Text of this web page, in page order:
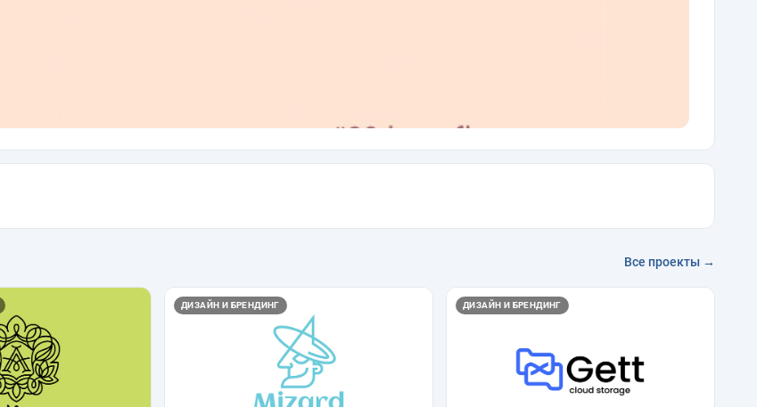
Все проекты →
ДИЗАЙН И БРЕНДИНГ ДИЗАЙН И БРЕНДИНГ